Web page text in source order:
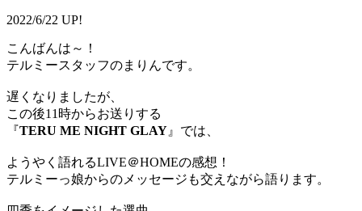
2022/6/22 UP!
こんばんは～！
テルミースタッフのまりんです。
遅くなりましたが、
この後11時からお送りする
『TERU ME NIGHT GLAY 』では、
ようやく語れるLIVE＠HOMEの感想！
テルミーっ娘からのメッセージも交えながら語ります。